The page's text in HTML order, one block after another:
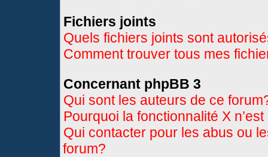
Fichiers joints
Quels fichiers joints sont
Comment trouver tous mes
Concernant phpBB 3
Qui sont les auteurs de ce
Pourquoi la fonctionnalité X
Qui contacter pour les abus ou
forum?